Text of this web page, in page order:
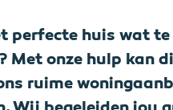
perfecte huis wat
Met onze hulp kan
ruime